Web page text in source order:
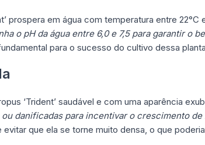
prospera em água com temperatura entre
o pH da água entre 6,0 e 7,5 para garantir o
para o sucesso do cultivo dessa
‘Trident’ saudável e com uma aparência
danificadas para incentivar o crescimento de
que ela se torne muito densa, o que